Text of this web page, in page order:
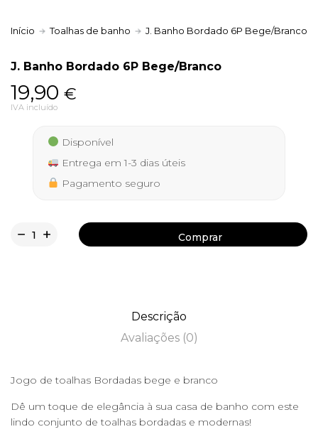
Início Toalhas de banho J. Banho Bordado 6P Bege/Branco
J. Banho Bordado 6P Bege/Branco
19,90 €
IVA incluído
Disponível
Entrega em 1-3 dias úteis
Pagamento seguro
Comprar
Descrição
Avaliações (0)
Jogo de toalhas Bordadas bege e branco
Dê um toque de elegância à sua casa de banho com este
lindo conjunto de toalhas bordadas e modernas!